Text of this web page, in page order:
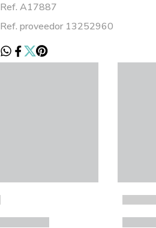
Ref. A17887
Ref. proveedor 13252960